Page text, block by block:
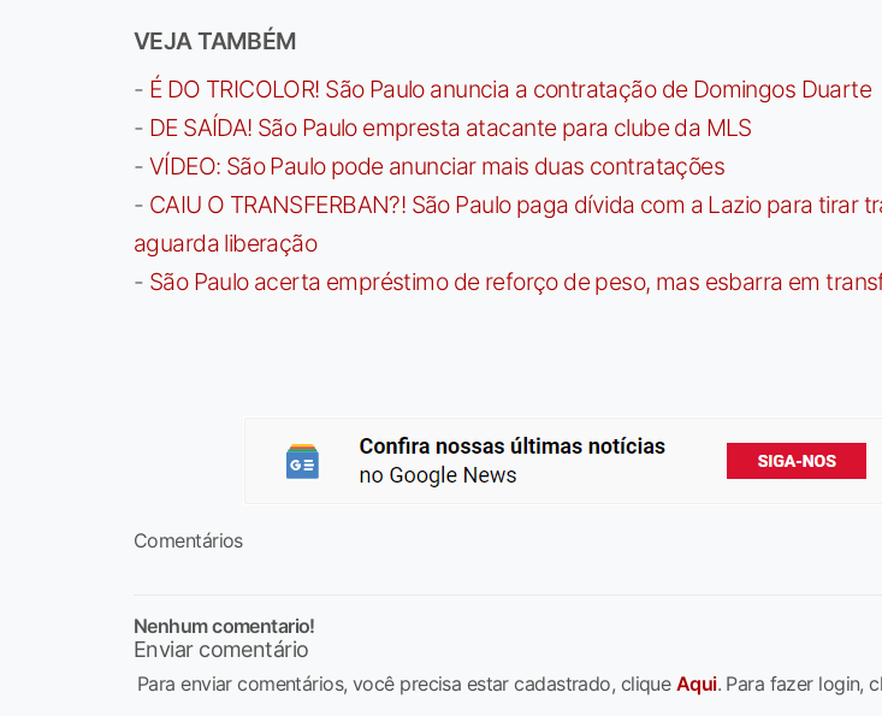
VEJA TAMBÉM
- É DO TRICOLOR! São Paulo anuncia a contratação de Domingos Duarte
- DE SAÍDA! São Paulo empresta atacante para clube da MLS
- VÍDEO: São Paulo pode anunciar mais duas contratações
- CAIU O TRANSFERBAN?! São Paulo paga dívida com a Lazio para tirar
aguarda liberação
- São Paulo acerta empréstimo de reforço de peso, mas esbarra em
Comentários
Nenhum comentario!
Enviar comentário
Para enviar comentários, você precisa estar cadastrado, clique Aqui. Para fazer login,